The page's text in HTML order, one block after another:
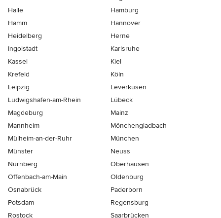
Halle
Hamburg
Hamm
Hannover
Heidelberg
Herne
Ingolstadt
Karlsruhe
Kassel
Kiel
Krefeld
Köln
Leipzig
Leverkusen
Ludwigshafen-am-Rhein
Lübeck
Magdeburg
Mainz
Mannheim
Mönchen­gladbach
Mülheim-an-der-Ruhr
München
Münster
Neuss
Nürnberg
Oberhausen
Offenbach-am-Main
Oldenburg
Osnabrück
Paderborn
Potsdam
Regensburg
Rostock
Saarbrücken